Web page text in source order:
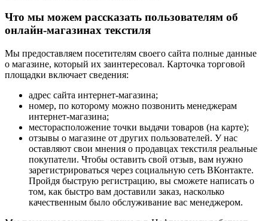
Что мы можем рассказать пользователям об
онлайн-магазинах текстиля
Мы предоставляем посетителям своего сайта полные данные
о магазине, который их заинтересовал. Карточка торговой
площадки включает сведения:
адрес сайта интернет-магазина;
номер, по которому можно позвонить менеджерам
интернет-магазина;
месторасположение точки выдачи товаров (на карте);
отзывы о магазине от других пользователей. У нас
оставляют свои мнения о продавцах текстиля реальные
покупатели. Чтобы оставить свой отзыв, вам нужно
зарегистрироваться через социальную сеть ВКонтакте.
Пройдя быструю регистрацию, вы сможете написать о
том, как быстро вам доставили заказ, насколько
качественным было обслуживание вас менеджером.